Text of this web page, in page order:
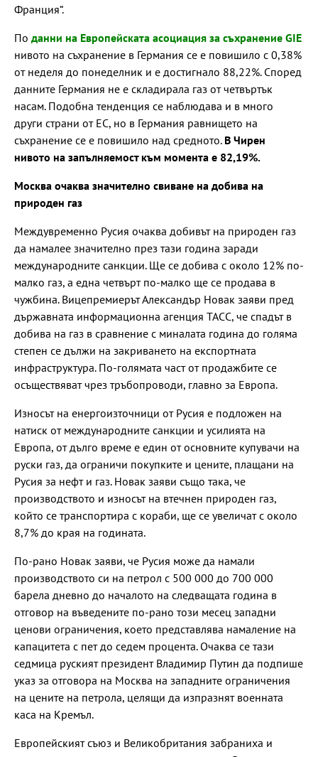
Франция“.
По данни на Европейската асоциация за съхранение GIE
нивото на съхранение в Германия се е повишило с 0,38%
от неделя до понеделник и е достигнало 88,22%. Според
данните Германия не е складирала газ от четвъртък
насам. Подобна тенденция се наблюдава и в много
други страни от ЕС, но в Германия равнището на
съхранение се е повишило над средното. В Чирен
нивото на запълняемост към момента е 82,19%.
Москва очаква значително свиване на добива на
природен газ
Междувременно Русия очаква добивът на природен газ
да намалее значително през тази година заради
международните санкции. Ще се добива с около 12% по-
малко газ, а една четвърт по-малко ще се продава в
чужбина. Вицепремиерът Александър Новак заяви пред
държавната информационна агенция ТАСС, че спадът в
добива на газ в сравнение с миналата година до голяма
степен се дължи на закриването на експортната
инфраструктура. По-голямата част от продажбите се
осъществяват чрез тръбопроводи, главно за Европа.
Износът на енергоизточници от Русия е подложен на
натиск от международните санкции и усилията на
Европа, от дълго време е един от основните купувачи на
руски газ, да ограничи покупките и цените, плащани на
Русия за нефт и газ. Новак заяви също така, че
производството и износът на втечнен природен газ,
който се транспортира с кораби, ще се увеличат с около
8,7% до края на годината.
По-рано Новак заяви, че Русия може да намали
производството си на петрол с 500 000 до 700 000
барела дневно до началото на следващата година в
отговор на въведените по-рано този месец западни
ценови ограничения, което представлява намаление на
капацитета с пет до седем процента. Очаква се тази
седмица руският президент Владимир Путин да подпише
указ за отговора на Москва на западните ограничения
на цените на петрола, целящи да изпразнят военната
каса на Кремъл.
Европейският съюз и Великобритания забраниха и